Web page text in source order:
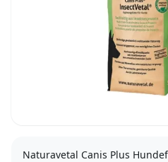
Naturavetal Canis Plus